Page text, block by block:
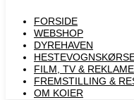
FORSIDE
WEBSHOP
DYREHAVEN
FILM, TV & REKLAME
FREMSTILLING &
OM KOIER